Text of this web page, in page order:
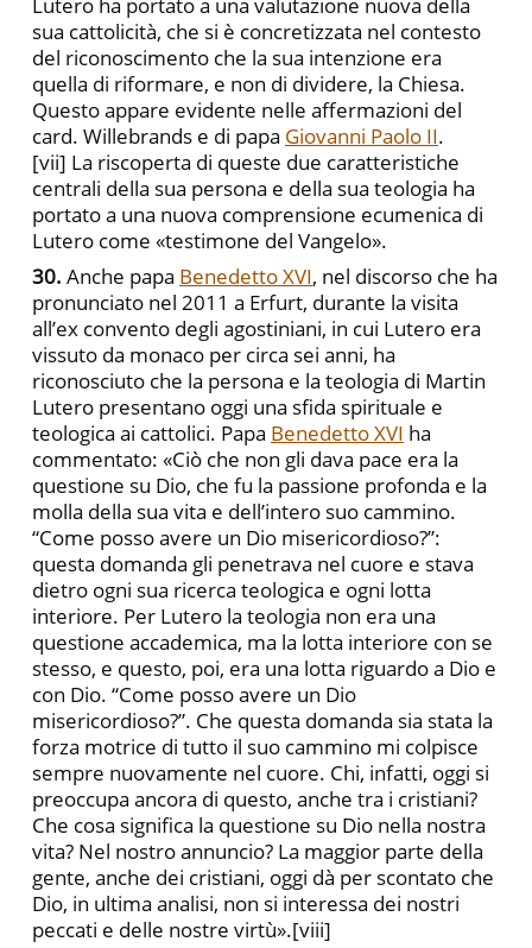
Lutero ha portato a una valutazione nuova della
sua cattolicità, che si è concretizzata nel contesto
del riconoscimento che la sua intenzione era
quella di riformare, e non di dividere, la Chiesa.
Questo appare evidente nelle affermazioni del
card. Willebrands e di papa Giovanni Paolo II.
[vii] La riscoperta di queste due caratteristiche
centrali della sua persona e della sua teologia ha
portato a una nuova comprensione ecumenica di
Lutero come «testimone del Vangelo».
30. Anche papa Benedetto XVI, nel discorso che ha
pronunciato nel 2011 a Erfurt, durante la visita
all’ex convento degli agostiniani, in cui Lutero era
vissuto da monaco per circa sei anni, ha
riconosciuto che la persona e la teologia di Martin
Lutero presentano oggi una sfida spirituale e
teologica ai cattolici. Papa Benedetto XVI ha
commentato: «Ciò che non gli dava pace era la
questione su Dio, che fu la passione profonda e la
molla della sua vita e dell’intero suo cammino.
“Come posso avere un Dio misericordioso?”:
questa domanda gli penetrava nel cuore e stava
dietro ogni sua ricerca teologica e ogni lotta
interiore. Per Lutero la teologia non era una
questione accademica, ma la lotta interiore con se
stesso, e questo, poi, era una lotta riguardo a Dio e
con Dio. “Come posso avere un Dio
misericordioso?”. Che questa domanda sia stata la
forza motrice di tutto il suo cammino mi colpisce
sempre nuovamente nel cuore. Chi, infatti, oggi si
preoccupa ancora di questo, anche tra i cristiani?
Che cosa significa la questione su Dio nella nostra
vita? Nel nostro annuncio? La maggior parte della
gente, anche dei cristiani, oggi dà per scontato che
Dio, in ultima analisi, non si interessa dei nostri
peccati e delle nostre virtù».[viii]